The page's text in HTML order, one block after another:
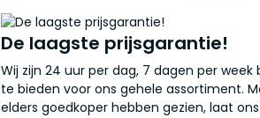
De laagste prijsgarantie!
Wij zijn 24 uur per dag, 7 dagen per
te bieden voor ons gehele assortiment.
elders goedkoper hebben gezien, laat